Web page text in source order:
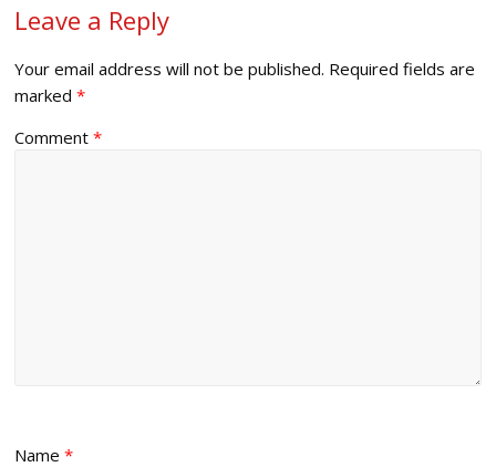
Leave a Reply
Your email address will not be published. Required fields are
marked*
Comment*
Name*